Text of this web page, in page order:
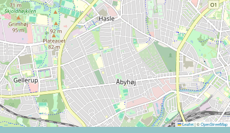
Leaflet|©OpenStreetMap